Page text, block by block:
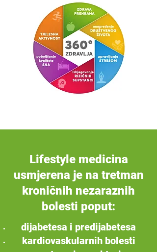
Lifestyle medicina
usmjerena je na tretman
kroničnih nezaraznih
bolesti poput:
dijabetesa i predijabetesa
kardiovaskularnih bolesti